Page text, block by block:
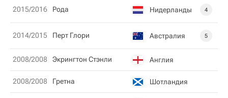
2015/2016 Рода Нидерланды 4
2014/2015 Перт Глори Австралия 5
2008/2008 Экрингтон Стэнли Англия
2008/2008 Гретна Шотландия